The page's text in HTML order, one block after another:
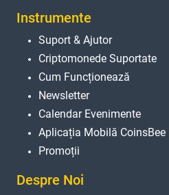
Instrumente
Suport & Ajutor
Criptomonede Suportate
Cum Funcționează
Newsletter
Calendar Evenimente
Aplicația Mobilă CoinsBee
Promoții
Despre Noi